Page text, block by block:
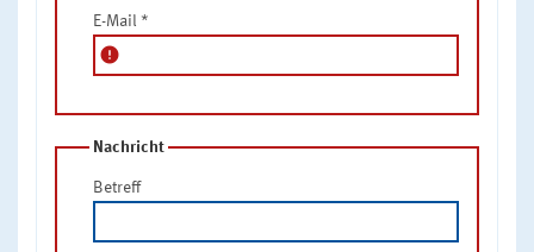
E-Mail *
error
Nachricht
Betreff